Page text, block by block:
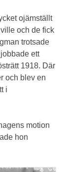
ojämställt
och de fick
trotsade
ett
1918. Där
och blev en
i
motion
hon